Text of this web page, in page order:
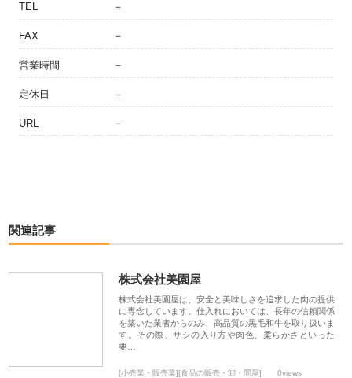
TEL －
FAX －
営業時間 －
定休日 －
URL －
関連記事
株式会社美園屋
株式会社美園屋は、安全と美味しさを追求した肉の提供
に専念しています。仕入れにおいては、長年の信頼関係
を築いた業者からのみ、高品質の黒毛和牛を取り扱いま
す。その際、サシの入り方や肉色、柔らかさといった
要…
[小売業・販売業][食品の販売・卸・問屋] 0views